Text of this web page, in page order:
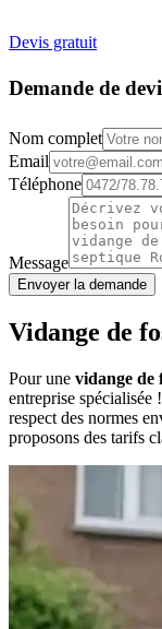
Devis gratuit
Demande de
Nom complet
Email
Téléphone
Message
Envoyer la demande
Vidange de
Pour une vidange de
entreprise spécialisée
respect des normes
proposons des tarifs